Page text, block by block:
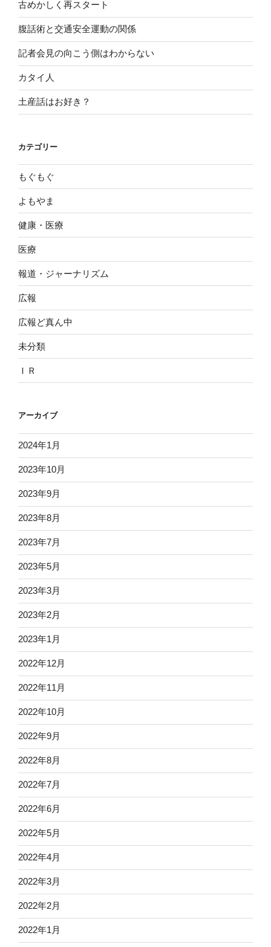
古めかしく再スタート
腹話術と交通安全運動の関係
記者会見の向こう側はわからない
カタイ人
土産話はお好き？
カテゴリー
もぐもぐ
よもやま
健康・医療
医療
報道・ジャーナリズム
広報
広報ど真ん中
未分類
ＩＲ
アーカイブ
2024年1月
2023年10月
2023年9月
2023年8月
2023年7月
2023年5月
2023年3月
2023年2月
2023年1月
2022年12月
2022年11月
2022年10月
2022年9月
2022年8月
2022年7月
2022年6月
2022年5月
2022年4月
2022年3月
2022年2月
2022年1月